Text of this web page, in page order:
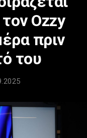
Ozzy
πριν
του